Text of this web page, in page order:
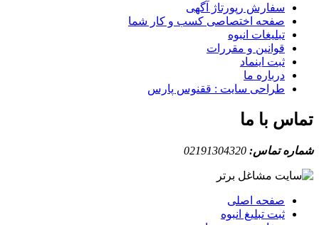
سفارش رپورتاژ آگهی
صفحه اختصاصی کسب و کار شما
تبلیغات انبوه
قوانین و مقررات
ثبت اینماد
درباره ما
طراحی سایت : ققنوس پارس
تماس با ما
شماره تماس: 02191304320
صفحه اصلی
ثبت تبلیغ انبوه